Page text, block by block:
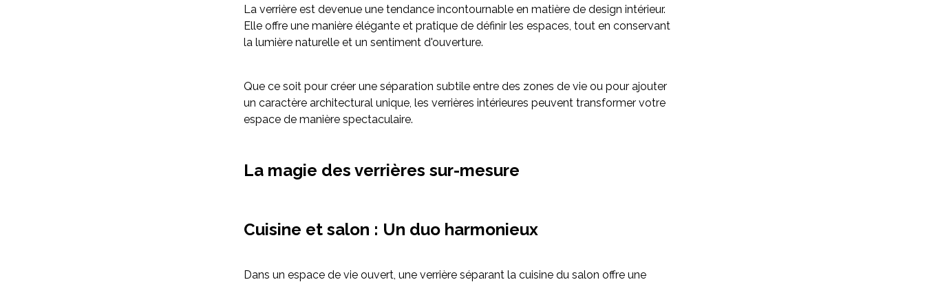
La verrière est devenue une tendance incontournable en matière de design intérieur.
Elle offre une manière élégante et pratique de définir les espaces, tout en conservant
la lumière naturelle et un sentiment d'ouverture.
Que ce soit pour créer une séparation subtile entre des zones de vie ou pour ajouter
un caractère architectural unique, les verrières intérieures peuvent transformer votre
espace de manière spectaculaire.
La magie des verrières sur-mesure
Cuisine et salon : Un duo harmonieux
Dans un espace de vie ouvert, une verrière séparant la cuisine du salon offre une